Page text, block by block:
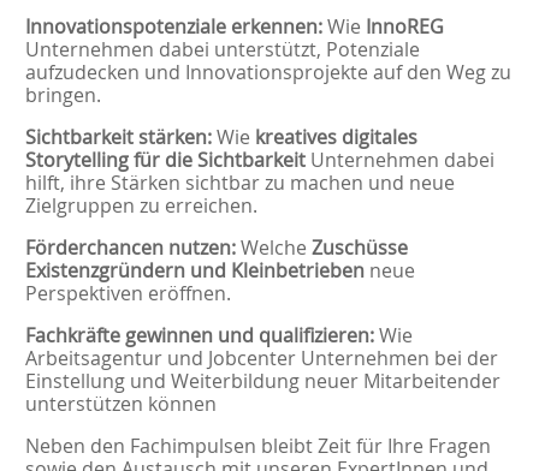
Innovationspotenziale erkennen:Wie InnoREG
Unternehmen dabei unterstützt, Potenziale
aufzudecken und Innovationsprojekte auf den Weg zu
bringen.
Sichtbarkeit stärken:Wie kreatives digitales
Storytelling für die Sichtbarkeit Unternehmen dabei
hilft, ihre Stärken sichtbar zu machen und neue
Zielgruppen zu erreichen.
Förderchancen nutzen:Welche Zuschüsse
Existenzgründern und Kleinbetriebenneue
Perspektiven eröffnen.
Fachkräfte gewinnen und qualifizieren:Wie
Arbeitsagentur und Jobcenter Unternehmen bei der
Einstellung und Weiterbildung neuer Mitarbeitender
unterstützen können
Neben den Fachimpulsen bleibt Zeit für Ihre Fragen